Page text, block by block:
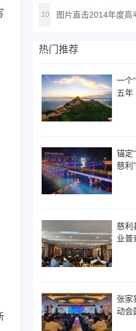
10 图片直击2014年度高
热门推荐
一个
五年
锚定
慈利”
慈利
业普
张家
动会